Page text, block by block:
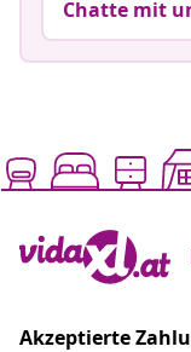
Chatte mit
Akzeptierte